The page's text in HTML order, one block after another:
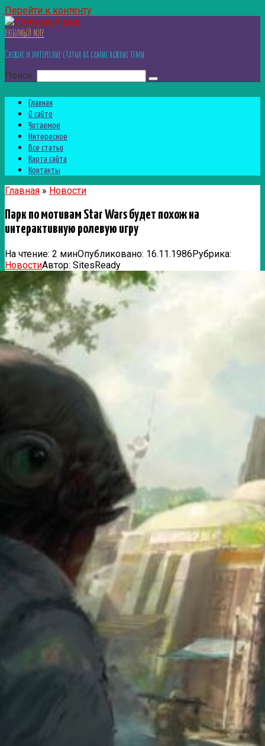
Перейти к контенту
ЛЮБИМЫЙ МИР
Свежие и интересные статьи на самые важные темы
Поиск:
Главная
О сайте
Читаемое
Интересное
Все статьи
Карта сайта
Контакты
Главная » Новости
Парк по мотивам Star Wars будет похож на
интерактивную ролевую игру
На чтение: 2 минОпубликовано: 16.11.1986Рубрика:
НовостиАвтор: SitesReady